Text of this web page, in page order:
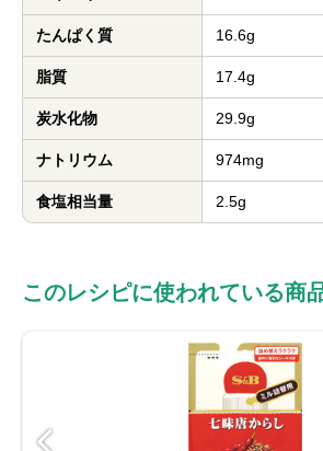
たんぱく質 16.6g
脂質 17.4g
炭水化物 29.9g
ナトリウム 974mg
食塩相当量 2.5g
このレシピに使われている商